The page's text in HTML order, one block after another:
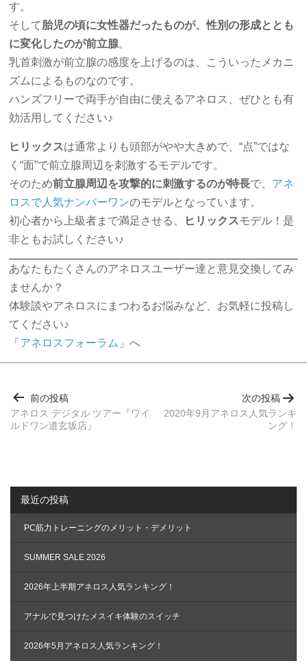
す。
そして 胎児の頃に女性器だったものが、性別の形成ととも
に変化したのが前立腺。
乳首刺激が前立腺の感度を上げるのは、こういったメカニ
ズムによるものなのです。
ハンズフリーで両手が自由に使えるアネロス、ぜひとも有
効活用してください♪
ヒリックスは通常よりも頭部がやや大きめで、“点”ではな
く“面”で前立腺周辺を刺激するモデルです。
そのため前立腺周辺を攻撃的に刺激するのが特長で、 アネ
ロスで人気ナンバーワンのモデルとなっています。
初心者から上級者まで満足させる、
ヒリックスモデル！是
非ともお試しください♪
あなたもたくさんのアネロスユーザー達と意見交換してみ
ませんか？
体験談やアネロスにまつわるお悩みなど、お気軽に投稿し
てください♪
「 アネロスフォーラム 」へ
稿
ナ
ビ
シ
ョ
ン
前の投稿
アネロス デジタル ツアー『ワイ
ルドワン道玄坂店』
次の投稿
2020年9月アネロス人気ランキ
ング！
最近の投稿
PC筋力トレーニングのメリット・デメリット
SUMMER SALE 2026
2026年上半期アネロス人気ランキング！
アナルで見つけたメスイキ体験のスイッチ
2026年5月アネロス人気ランキング！